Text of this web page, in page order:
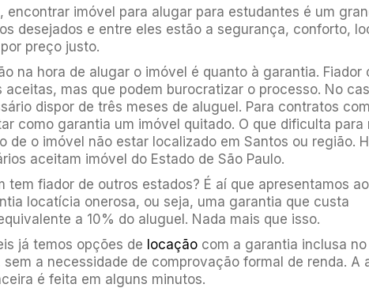
encontrar imóvel para alugar para estudantes é um
desejados e entre eles estão a segurança, conforto,
preço justo.
na hora de alugar o imóvel é quanto à garantia. Fiador
aceitas, mas que podem burocratizar o processo. No
dispor de três meses de aluguel. Para contratos
como garantia um imóvel quitado. O que dificulta para
de o imóvel não estar localizado em Santos ou região.
aceitam imóvel do Estado de São Paulo.
tem fiador de outros estados? É aí que apresentamos
locatícia onerosa, ou seja, uma garantia que custa
a 10% do aluguel. Nada mais que isso.
já temos opções de locação com a garantia inclusa
a necessidade de comprovação formal de renda. A
é feita em alguns minutos.